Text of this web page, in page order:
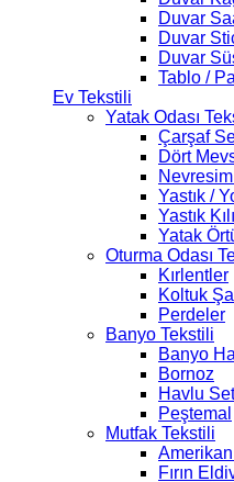
Duvar
Duvar
Duvar
Tablo /
Ev Tekstili
Yatak Odası
Çarşaf
Dört
Nevresim
Yastık /
Yastık
Yatak
Oturma Odası
Kırlentler
Koltuk
Perdeler
Banyo Tekstili
Banyo
Bornoz
Havlu
Peştemal
Mutfak Tekstili
Fırın